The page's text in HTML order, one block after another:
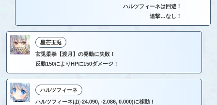
ハルツフィーネは回避！
追撃…なし！
星芒玉兎
玄兎柔拳【渡月】の発動に失敗！
反動150によりHPに150ダメージ！
ハルツフィーネ
ハルツフィーネは(-24.090, -2.086, 0.000)に移動！